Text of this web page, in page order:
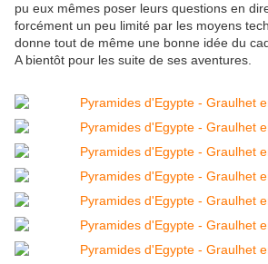
pu eux mêmes poser leurs questions en
forcément un peu limité par les moyens
donne tout de même une bonne idée du
A bientôt pour les suite de ses aventures.